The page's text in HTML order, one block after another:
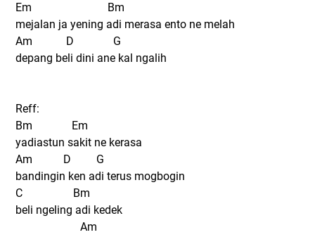
Em Bm
mejalan ja yening adi merasa ento ne melah
Am D G
depang beli dini ane kal ngalih
Reff:
Bm Em
yadiastun sakit ne kerasa
Am D G
bandingin ken adi terus mogbogin
C Bm
beli ngeling adi kedek
Am